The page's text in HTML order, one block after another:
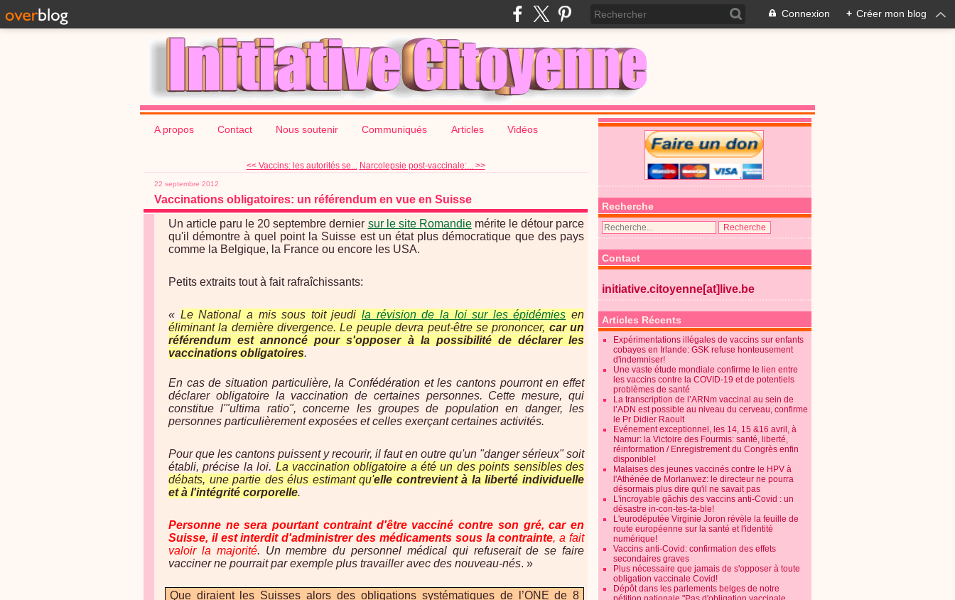
Connexion + Créer mon blog
A propos Contact Nous soutenir Communiqués Articles Vidéos
<< Vaccins: les autorités se... Narcolepsie post-vaccinale:... >>
22 septembre 2012
Vaccinations obligatoires: un référendum en vue en Suisse
Un article paru le 20 septembre dernier sur le site Romandiemérite le détour parce
qu'il démontre à quel point la Suisse est un état plus démocratique que des pays
comme la Belgique, la France ou encore les USA.
Petits extraits tout à fait rafraîchissants:
« Le National a mis sous toit jeudi la révision de la loi sur les épidémies en
éliminant la dernière divergence. Le peuple devra peut-être se prononcer, car un
référendum est annoncé pour s'opposer à la possibilité de déclarer les
vaccinations obligatoires.
En cas de situation particulière, la Confédération et les cantons pourront en effet
déclarer obligatoire la vaccination de certaines personnes. Cette mesure, qui
constitue l'"ultima ratio", concerne les groupes de population en danger, les
personnes particulièrement exposées et celles exerçant certaines activités.
Pour que les cantons puissent y recourir, il faut en outre qu'un "danger sérieux" soit
établi, précise la loi. La vaccination obligatoire a été un des points sensibles des
débats, une partie des élus estimant qu'elle contrevient à la liberté individuelle
et à l'intégrité corporelle.
Personne ne sera pourtant contraint d'être vacciné contre son gré, car en
Suisse, il est interdit d'administrer des médicaments sous la contrainte, a fait
valoir la majorité. Un membre du personnel médical qui refuserait de se faire
vacciner ne pourrait par exemple plus travailler avec des nouveau-nés. »
Que diraient les Suisses alors des obligations systématiques de l’ONE de 8
Recherche
Contact
initiative.citoyenne[at]live.be
Articles Récents
Expérimentations illégales de vaccins sur enfants
cobayes en Irlande: GSK refuse honteusement
d'indemniser!
Une vaste étude mondiale confirme le lien entre
les vaccins contre la COVID-19 et de potentiels
problèmes de santé
La transcription de l’ARNm vaccinal au sein de
l’ADN est possible au niveau du cerveau, confirme
le Pr Didier Raoult
Evénement exceptionnel, les 14, 15 &16 avril, à
Namur: la Victoire des Fourmis: santé, liberté,
réinformation / Enregistrement du Congrès enfin
disponible!
Malaises des jeunes vaccinés contre le HPV à
l'Athénée de Morlanwez: le directeur ne pourra
désormais plus dire qu'il ne savait pas
L'incroyable gâchis des vaccins anti-Covid : un
désastre in-con-tes-ta-ble!
L'eurodéputée Virginie Joron révèle la feuille de
route européenne sur la santé et l'identité
numérique!
Vaccins anti-Covid: confirmation des effets
secondaires graves
Plus nécessaire que jamais de s'opposer à toute
obligation vaccinale Covid!
Dépôt dans les parlements belges de notre